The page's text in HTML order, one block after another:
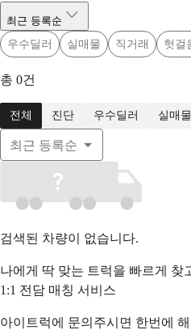
최근 등록순
우수딜러
실매물 직거래 헛걸
총 0건
전체 진단 우수딜러 실매물
최근 등록순
검색된 차량이 없습니다.
나에게 딱 맞는 트럭을 빠르게 찾
1:1 전담 매칭 서비스
아이트럭에 문의주시면 한번에